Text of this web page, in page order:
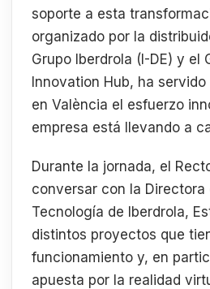
soporte a esta
organizado por la
Grupo Iberdrola (I-DE) y el
Innovation Hub, ha
en València el esfuerzo
empresa está llevando a
Durante la jornada, el
conversar con la Directora
Tecnología de Iberdrola,
distintos proyectos que
funcionamiento y, en
apuesta por la realidad